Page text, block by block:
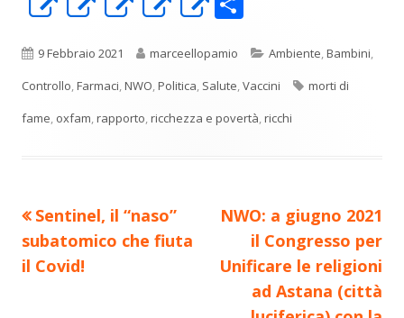
una
nuova
finestra
una
nuova
finestra
una
nuova
finestra
una
nuova
finestra
una
nuova
finestra
n
di
vi
Pubblicato
9 Febbraio 2021 Autore
marceellopamio Categorie
Ambiente,Bambini,
Controllo,Farmaci,NWO,Politica, Salute,Vaccini Tag
morti di
fame, oxfam,rapporto,ricchezza e povertà,ricchi
Navigazione
articoli
Precedente
articolo:
Sentinel, il “naso”
subatomico che fiuta
il Covid!
Nuovo
articolo:
NWO: a giugno 2021
il Congresso per
Unificare le religioni
ad Astana (città